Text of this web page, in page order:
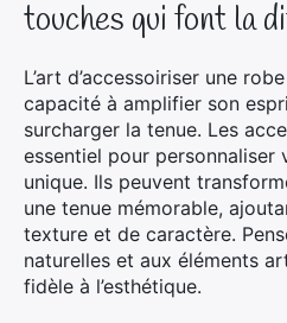
touches qui font la
L’art d’accessoiriser une
capacité à amplifier son
surcharger la tenue. Les
essentiel pour
unique. Ils peuvent
une tenue mémorable,
texture et de caractère.
naturelles et aux éléments
fidèle à l’esthétique.